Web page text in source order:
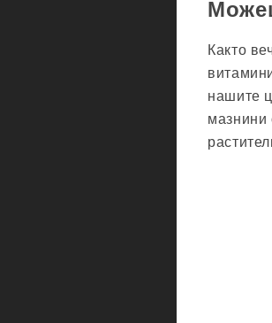
Както
нашите
мазнини